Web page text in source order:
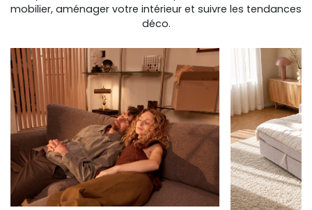
mobilier, aménager votre intérieur et suivre les tendances
déco.